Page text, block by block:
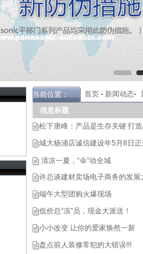
当前位置： 首页 - 新闻动态-
信息标题
松下唐峰：产品是生存关键 打
城大杨浦店诚信建设年5月8日
清凉一夏，“伞”动全城
许总谈建材卖场电子商务的发展
端午大型团购火爆现场
低价总“冻”员，现金大派送！
小小改变 让你的爱家焕然一新
盘点前人装修常犯的大错误!!!